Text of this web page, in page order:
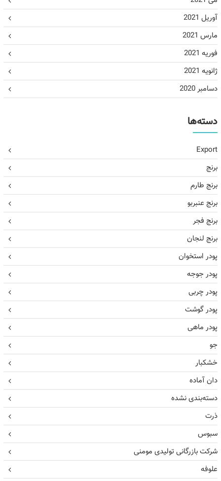
آوریل 2021
مارس 2021
فوریه 2021
ژانویه 2021
دسامبر 2020
دسته‌ها
Export
برنج
برنج طارم
برنج عنبربو
برنج فجر
برنج لنجان
پودر استخوان
پودر جوجه
پودر چربی
پودر گوشت
پودر ماهی
جو
خشکبار
دان آماده
دسته‌بندی نشده
ذرت
سبوس
شرکت بازرگانی تولیدی مومنی
علوفه